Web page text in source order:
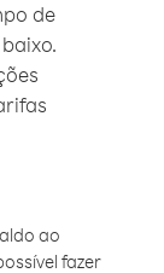
de
ao
fazer